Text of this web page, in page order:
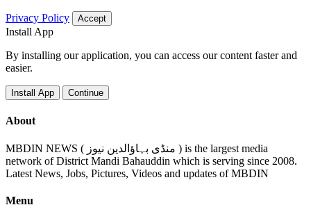
Privacy Policy Accept
Install App
By installing our application, you can access our content faster and
easier.
Install App Continue
About
MBDIN NEWS ( منڈی بہاؤالدین نیوز ) is the largest media
network of District Mandi Bahauddin which is serving since 2008.
Latest News, Jobs, Pictures, Videos and updates of MBDIN
Menu